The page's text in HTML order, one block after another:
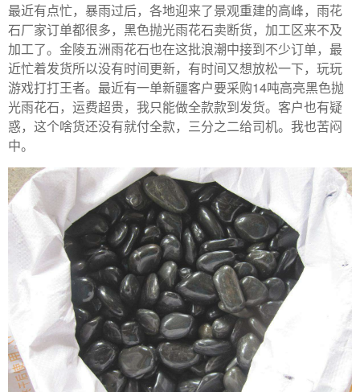
最近有点忙，暴雨过后，各地迎来了景观重建的高峰，雨花
石厂家订单都很多，黑色抛光雨花石卖断货，加工区来不及
加工了。金陵五洲雨花石也在这批浪潮中接到不少订单，最
近忙着发货所以没有时间更新，有时间又想放松一下，玩玩
游戏打打王者。最近有一单新疆客户要采购14吨高亮黑色抛
光雨花石，运费超贵，我只能做全款款到发货。客户也有疑
惑，这个啥货还没有就付全款，三分之二给司机。我也苦闷
中。